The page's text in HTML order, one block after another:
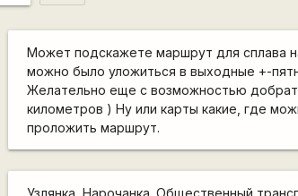
Может подскажете маршрут для сплава
можно было уложиться в выходные +-
Желательно еще с возможностью
километров ) Ну или карты какие, где
проложить маршрут.